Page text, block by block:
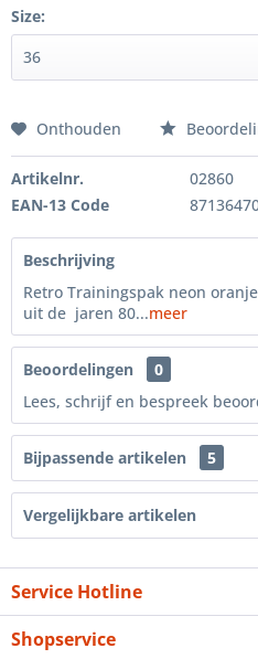
Size:
Onthouden
Artikelnr.
02860
EAN-13 Code
Beschrijving
Retro Trainingspak neon
uit de jaren 80...meer
Beoordelingen
0
Lees, schrijf en bespreek
Bijpassende artikelen 5
Vergelijkbare artikelen
Service Hotline
Shopservice